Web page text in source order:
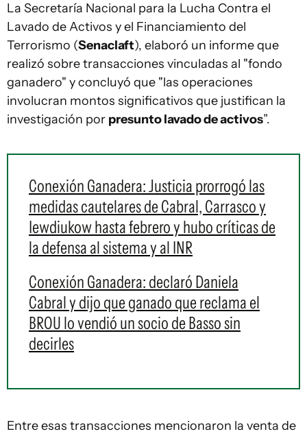
La Secretaría Nacional para la Lucha Contra el
Lavado de Activos y el Financiamiento del
Terrorismo (Senaclaft), elaboró un informe que
realizó sobre transacciones vinculadas al "fondo
ganadero" y concluyó que "las operaciones
involucran montos significativos que justifican la
investigación por presunto lavado de activos”.
Conexión Ganadera: Justicia prorrogó las
medidas cautelares de Cabral, Carrasco y
Iewdiukow hasta febrero y hubo críticas de
la defensa al sistema y al INR
Conexión Ganadera: declaró Daniela
Cabral y dijo que ganado que reclama el
BROU lo vendió un socio de Basso sin
decirles
Entre esas transacciones mencionaron la venta de